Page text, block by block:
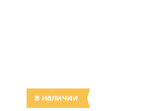
в наличии